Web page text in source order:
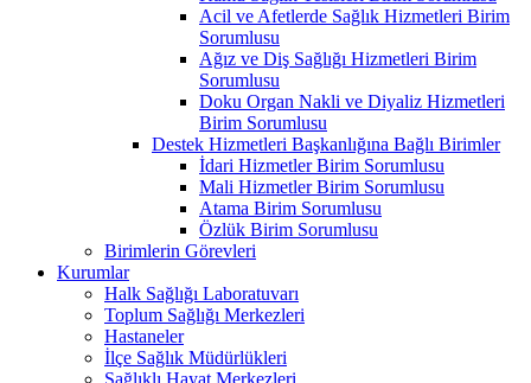
Acil ve Afetlerde Sağlık Hizmetleri Birim
Sorumlusu
Ağız ve Diş Sağlığı Hizmetleri Birim
Sorumlusu
Doku Organ Nakli ve Diyaliz Hizmetleri
Birim Sorumlusu
Destek Hizmetleri Başkanlığına Bağlı Birimler
İdari Hizmetler Birim Sorumlusu
Mali Hizmetler Birim Sorumlusu
Atama Birim Sorumlusu
Özlük Birim Sorumlusu
Birimlerin Görevleri
Kurumlar
Halk Sağlığı Laboratuvarı
Toplum Sağlığı Merkezleri
Hastaneler
İlçe Sağlık Müdürlükleri
Sağlıklı Hayat Merkezleri